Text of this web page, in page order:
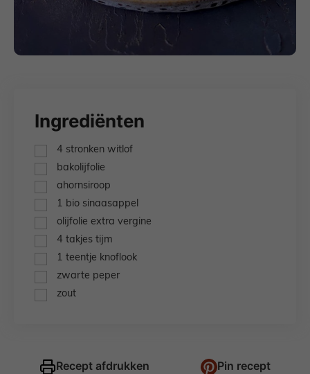
Ingrediënten
▢
4 stronken witlof
▢
bakolijfolie
▢
ahornsiroop
▢1 bio sinaasappel
▢
olijfolie extra vergine
▢
4 takjes tijm
▢1 teentje knoflook
▢
zwarte peper
▢
zout
Recept afdrukken Pin recept